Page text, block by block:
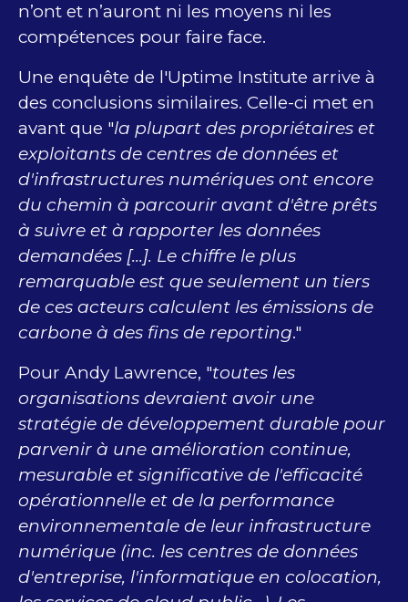
n’ont et n’auront ni les moyens ni les
compétences pour faire face.
Une enquête de l'Uptime Institute arrive à
des conclusions similaires. Celle-ci met en
avant que "la plupart des propriétaires et
exploitants de centres de données et
d'infrastructures numériques ont encore
du chemin à parcourir avant d'être prêts
à suivre et à rapporter les données
demandées [...]. Le chiffre le plus
remarquable est que seulement un tiers
de ces acteurs calculent les émissions de
carbone à des fins de reporting."
Pour Andy Lawrence, "toutes les
organisations devraient avoir une
stratégie de développement durable pour
parvenir à une amélioration continue,
mesurable et significative de l'efficacité
opérationnelle et de la performance
environnementale de leur infrastructure
numérique (inc. les centres de données
d'entreprise, l'informatique en colocation,